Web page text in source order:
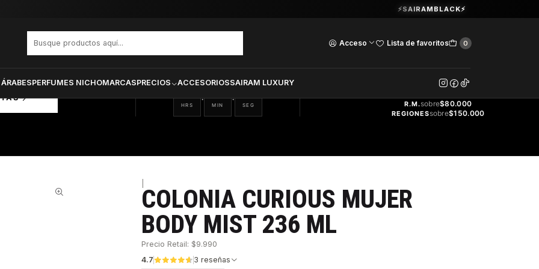
Acceso Lista de favoritos 0
PERFUMES NICHOMARCASPRECIOS ACCESORIOSSAIRAM LUXURY
Guardia Vieja 202. Oficina 102.Ver Horarios
⚡SAIRAMBLACK⚡
13
HRS
: 24
MIN
: 20
SEG
GRATIS
R.M.sobre$80.000
REGIONESsobre$150.000
COLONIA CURIOUS MUJER
BODY MIST 236 ML
Precio Retail: $9.990
4.7
3 reseñas